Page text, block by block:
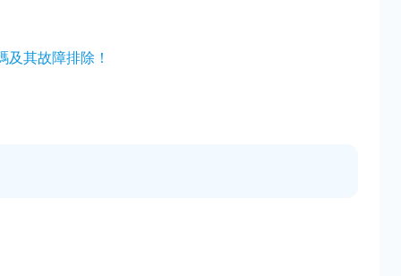
其故障排除！